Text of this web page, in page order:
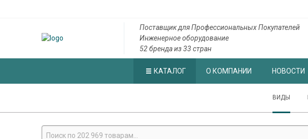
Поставщик для Профессиональных Покупателей
Инженерное оборудование
52 бренда из 33 стран
КАТАЛОГ О КОМПАНИИ НОВОСТИ
ВИДЫ